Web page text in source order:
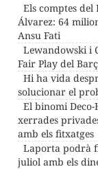
Els comptes
Álvarez: 64
Ansu Fati
Lewandowski i
Fair Play del
Hi ha vida
solucionar el
El binomi
xerrades
amb els fitxatges
Laporta podrà
juliol amb els